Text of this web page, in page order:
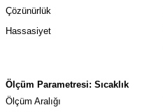
Çözünürlük
Hassasiyet
Ölçüm Parametresi: Sıcaklık
Ölçüm Aralığı